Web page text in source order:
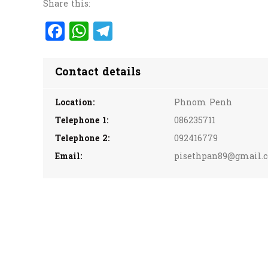
Share this:
Facebook
WhatsApp
Contact details
Location:
Phnom Penh
Telephone 1:
086235711
Telephone 2:
092416779
Email: